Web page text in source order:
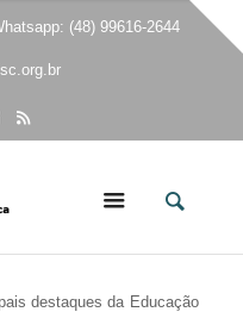
(48) 99616-2644
destaques da Educação